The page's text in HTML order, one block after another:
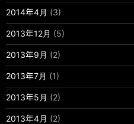
2014年4月 (3)
2013年12月 (5)
2013年9月 (2)
2013年7月 (1)
2013年5月 (2)
2013年4月 (2)